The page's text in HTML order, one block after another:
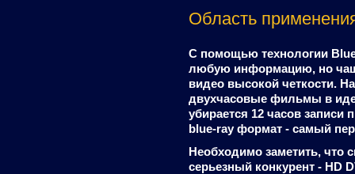
Область
С помощью технологии
любую информацию, но
видео высокой четкости.
двухчасовые фильмы в
убирается 12 часов записи
blue-ray формат - самый
Необходимо заметить, что
серьезный конкурент - HD